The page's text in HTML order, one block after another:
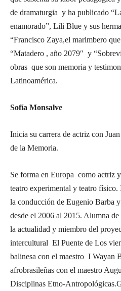
de dramaturgia y ha publicado
enamorado”, Lili Blue y sus
“Francisco Zaya,el marimbero
“Matadero , año 2079″ y
obras que son memoria y
Latinoamérica.
Sofía Monsalve
Inicia su carrera de actriz con
de la Memoria.
Se forma en Europa como actriz
teatro experimental y teatro
la conducción de Eugenio Barba
desde el 2006 al 2015. Alumna
la actualidad y miembro del
intercultural El Puente de Los
balinesa con el maestro I Wayan
afrobrasileñas con el maestro
Disciplinas Etno-